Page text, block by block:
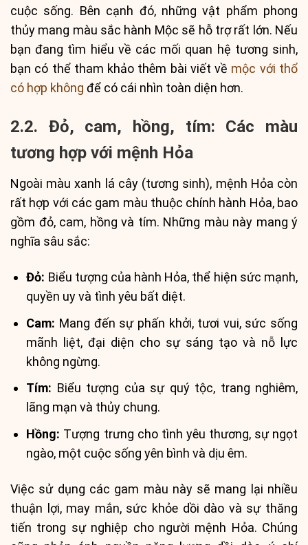
cuộc sống. Bên cạnh đó, những vật phẩm phong
thủy mang màu sắc hành Mộc sẽ hỗ trợ rất lớn. Nếu
bạn đang tìm hiểu về các mối quan hệ tương sinh,
bạn có thể tham khảo thêm bài viết về mộc với thổ
có hợp không để có cái nhìn toàn diện hơn.
2.2. Đỏ, cam, hồng, tím: Các màu
tương hợp với mệnh Hỏa
Ngoài màu xanh lá cây (tương sinh), mệnh Hỏa còn
rất hợp với các gam màu thuộc chính hành Hỏa, bao
gồm đỏ, cam, hồng và tím. Những màu này mang ý
nghĩa sâu sắc:
Đỏ: Biểu tượng của hành Hỏa, thể hiện sức mạnh,
quyền uy và tình yêu bất diệt.
Cam: Mang đến sự phấn khởi, tươi vui, sức sống
mãnh liệt, đại diện cho sự sáng tạo và nỗ lực
không ngừng.
Tím: Biểu tượng của sự quý tộc, trang nghiêm,
lãng mạn và thủy chung.
Hồng: Tượng trưng cho tình yêu thương, sự ngọt
ngào, một cuộc sống yên bình và dịu êm.
Việc sử dụng các gam màu này sẽ mang lại nhiều
thuận lợi, may mắn, sức khỏe dồi dào và sự thăng
tiến trong sự nghiệp cho người mệnh Hỏa. Chúng